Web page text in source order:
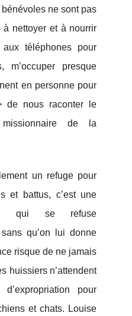
ne sont pas
à nettoyer et à nourrir
téléphones pour
m’occuper presque
en personne pour
de nous raconter le
de la
un refuge pour
et battus, c’est une
qui se refuse
qu’on lui donne
risque de ne jamais
huissiers n’attendent
pour
et chats. Louise